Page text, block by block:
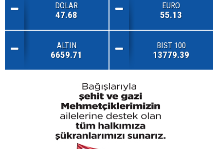
DOLAR
47.68
EURO
55.13
ALTIN
6659.71
BIST 100
13779.39